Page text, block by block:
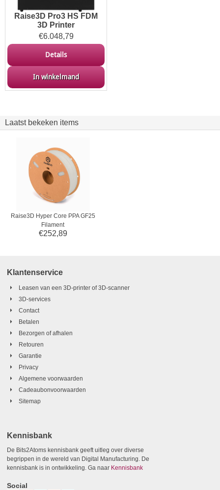
Raise3D Pro3 HS FDM
3D Printer
€6.048,79
Details
In winkelmand
Laatst bekeken items
Raise3D Hyper Core PPA GF25
Filament
€252,89
Klantenservice
Leasen van een 3D-printer of 3D-scanner
3D-services
Contact
Betalen
Bezorgen of afhalen
Retouren
Garantie
Privacy
Algemene voorwaarden
Cadeaubonvoorwaarden
Sitemap
Kennisbank
De Bits2Atoms kennisbank geeft uitleg over diverse
begrippen in de wereld van Digital Manufacturing. De
kennisbank is in ontwikkeling. Ga naar Kennisbank
Social